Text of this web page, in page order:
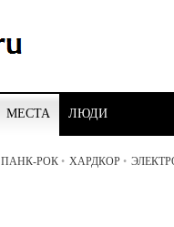
МЕСТА ЛЮДИ
ПАНК-РОК • ХАРДКОР •